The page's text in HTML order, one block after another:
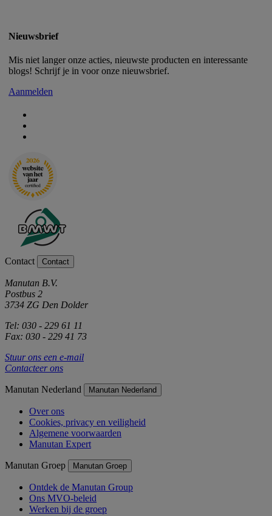
Nieuwsbrief
Mis niet langer onze acties, nieuwste producten en interessante
blogs! Schrijf je in voor onze nieuwsbrief.
Aanmelden
Contact Contact
Manutan B.V.
Postbus 2
3734 ZG Den Dolder
Tel: 030 - 229 61 11
Fax: 030 - 229 41 73
Stuur ons een e-mail
Contacteer ons
Manutan Nederland Manutan Nederland
Over ons
Cookies, privacy en veiligheid
Algemene voorwaarden
Manutan Expert
Manutan Groep Manutan Groep
Ontdek de Manutan Group
Ons MVO-beleid
Werken bij de groep